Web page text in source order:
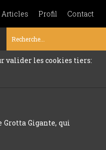
Articles Profil Contact
valider les cookies tiers:
Gigante, qui